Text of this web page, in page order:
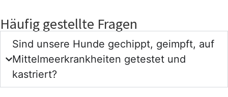
Häufig gestellte Fragen
Sind unsere Hunde gechippt, geimpft, auf
Mittelmeerkrankheiten getestet und
kastriert?